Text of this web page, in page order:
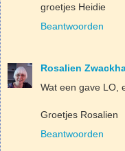
groetjes Heidie
Beantwoorden
Rosalien
Wat een gave LO,
Groetjes Rosalien
Beantwoorden